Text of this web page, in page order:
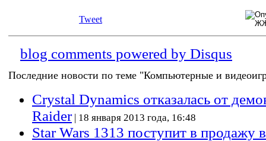
Tweet
blog comments powered by Disqus
Последние новости по теме "Компьютерные и
Crystal Dynamics отказалась от
Raider| 18 января 2013 года, 16:48
Star Wars 1313 поступит в продажу